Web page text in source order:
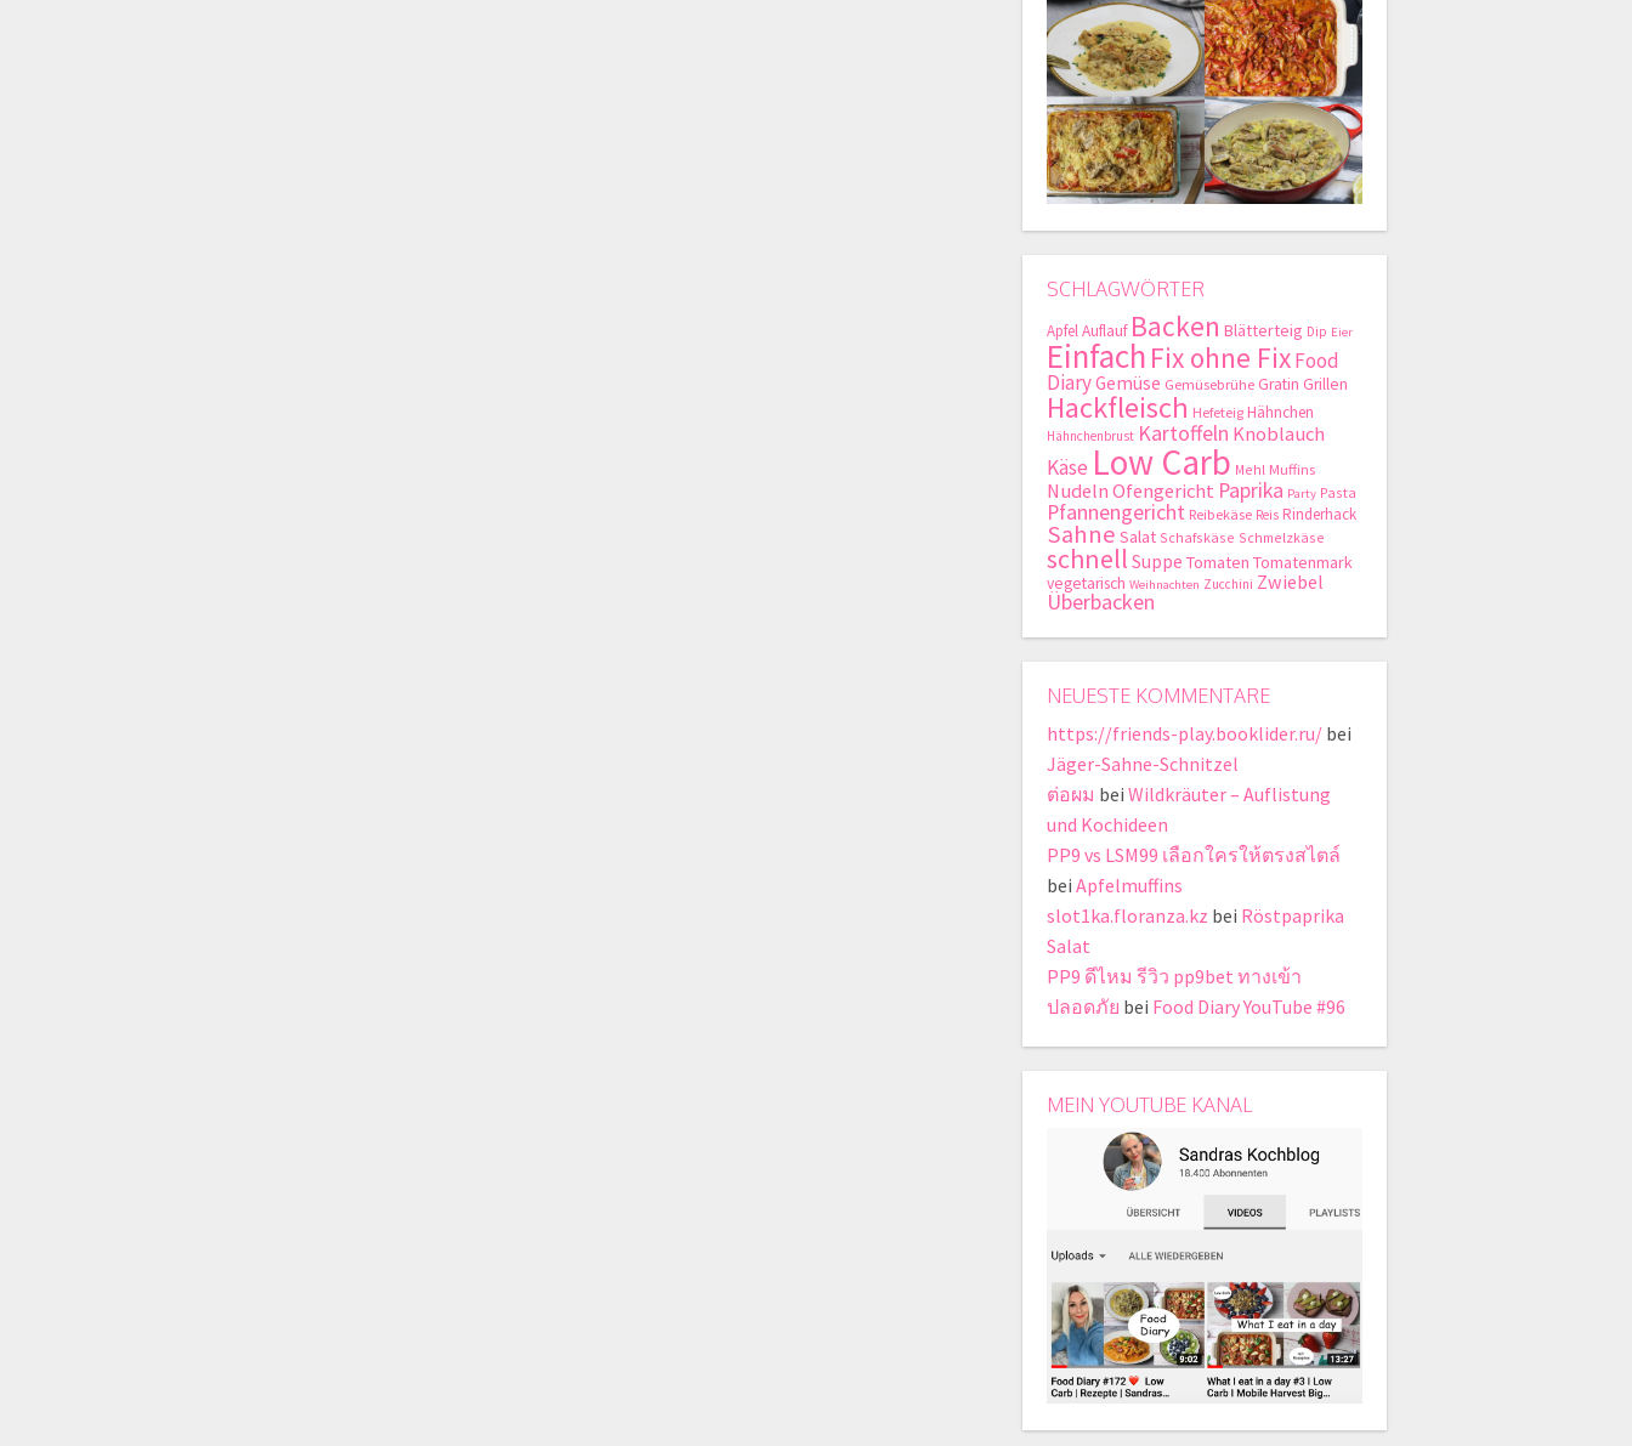
SCHLAGWÖRTER
ApfelAuflauf Backen Blätterteig Dip Eier
Einfach Fix ohne FixFood
DiaryGemüse Gemüsebrühe Gratin Grillen
Hackfleisch Hefeteig Hähnchen
Hähnchenbrust Kartoffeln Knoblauch
Käse Low Carb Mehl Muffins
NudelnOfengericht Paprika Party Pasta
Pfannengericht Reibekäse Reis Rinderhack
Sahne Salat Schafskäse Schmelzkäse
schnell Suppe Tomaten Tomatenmark
vegetarisch Weihnachten Zucchini Zwiebel
Überbacken
NEUESTE KOMMENTARE
https://friends-play.booklider.ru/ bei
Jäger-Sahne-Schnitzel
ต่อผม bei Wildkräuter – Auflistung
und Kochideen
PP9 vs LSM99 เลือกใครให้ตรงสไตล์
bei Apfelmuffins
slot1ka.floranza.kz bei Röstpaprika
Salat
PP9 ดีไหม รีวิว pp9bet ทางเข้า
ปลอดภัย bei Food Diary YouTube #96
MEIN YOUTUBE KANAL